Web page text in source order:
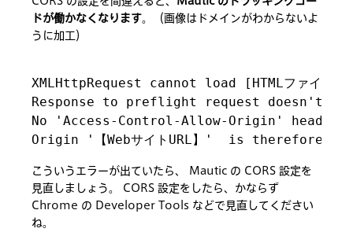
ドが働かなくなります。（画像はドメインがわからないよ
うに加工）
XMLHttpRequest cannot load [HTMLファイル
Response to preflight request doesn't
No 'Access-Control-Allow-Origin'
こういうエラーが出ていたら、 Mautic の CORS 設定を
見直しましょう。 CORS 設定をしたら、かならず
Chrome の Developer Tools などで見直してください
ね。